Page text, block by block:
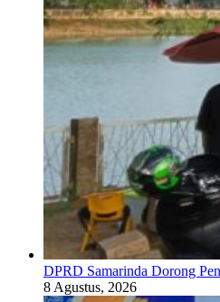
DPRD Samarinda Dorong
8 Agustus, 2026